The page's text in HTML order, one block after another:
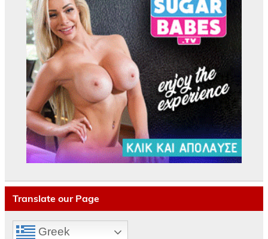
Translate our Page
Greek